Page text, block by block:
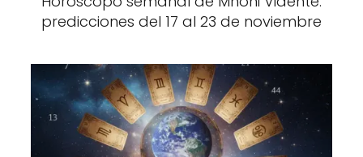
predicciones del 17 al 23 de noviembre